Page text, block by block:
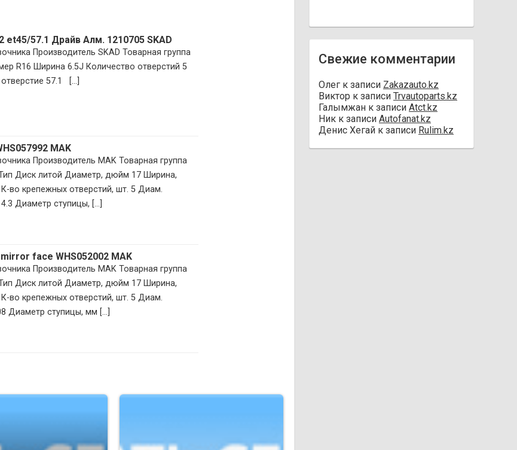
et45/57.1 Драйв Алм. 1210705 SKAD
Производитель SKAD Товарная группа
R16 Ширина 6.5J Количество отверстий 5
57.1 [...]
MAK
Производитель MAK Товарная группа
Диск литой Диаметр, дюйм 17 Ширина,
во крепежных отверстий, шт. 5 Диам.
Диаметр ступицы, [...]
face WHS052002 MAK
Производитель MAK Товарная группа
Диск литой Диаметр, дюйм 17 Ширина,
во крепежных отверстий, шт. 5 Диам.
Диаметр ступицы, мм [...]
Свежие комментарии
Олег к записи Zakazauto.kz
Виктор к записи Trvautoparts.kz
Галымжан к записи Atct.kz
Ник к записи Autofanat.kz
Денис Хегай к записи Rulim.kz